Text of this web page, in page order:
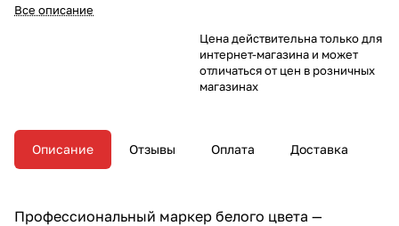
Все описание
Цена действительна только для
интернет-магазина и может
отличаться от цен в розничных
магазинах
Описание Отзывы Оплата Доставка
Профессиональный маркер белого цвета —